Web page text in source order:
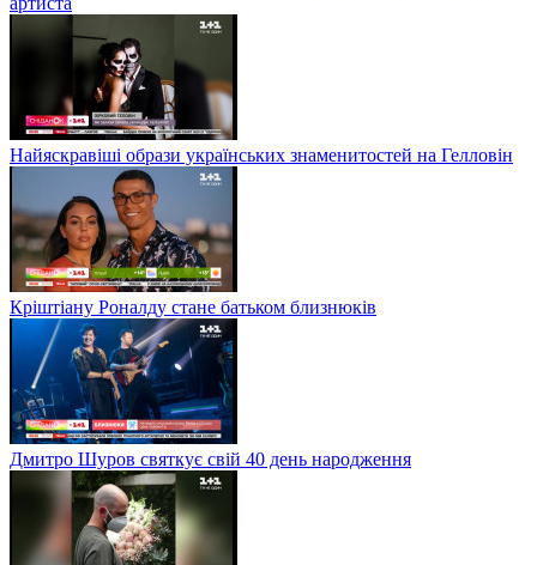
Найяскравіші образи українських знаменитостей на Гелловін
Кріштіану Роналду стане батьком близнюків
Дмитро Шуров святкує свій 40 день народження